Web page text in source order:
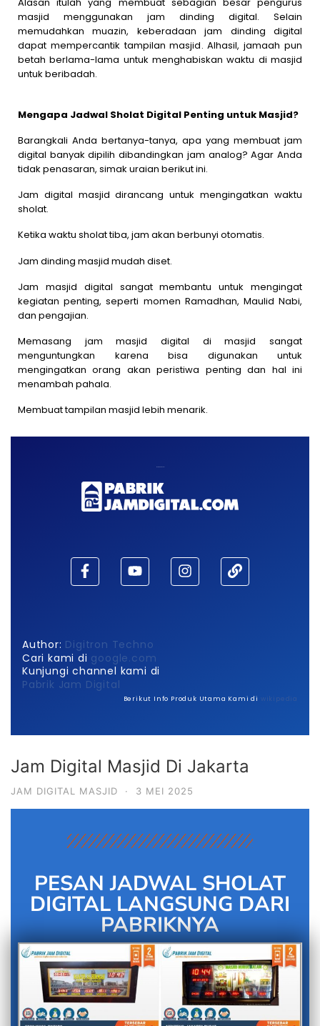
masjid menggunakan jam dinding digital. Selain
memudahkan muazin, keberadaan jam dinding digital
dapat mempercantik tampilan masjid. Alhasil, jamaah pun
betah berlama-lama untuk menghabiskan waktu di masjid
untuk beribadah.
Mengapa Jadwal Sholat Digital Penting untuk Masjid?
Barangkali Anda bertanya-tanya, apa yang membuat jam
digital banyak dipilih dibandingkan jam analog? Agar Anda
tidak penasaran, simak uraian berikut ini.
Jam digital masjid dirancang untuk mengingatkan waktu
sholat.
Ketika waktu sholat tiba, jam akan berbunyi otomatis.
Jam dinding masjid mudah diset.
Jam masjid digital sangat membantu untuk mengingat
kegiatan penting, seperti momen Ramadhan, Maulid Nabi,
dan pengajian.
Memasang jam masjid digital di masjid sangat
menguntungkan karena bisa digunakan untuk
mengingatkan orang akan peristiwa penting dan hal ini
menambah pahala.
Membuat tampilan masjid lebih menarik.
Author: Digitron Techno
Cari kami di google.com
Kunjungi channel kami di
Pabrik Jam Digital
Berikut Info Produk Utama Kami di wikipedia
Jam Digital Masjid Di Jakarta
JAM DIGITAL MASJID · 3 MEI 2025
PESAN JADWAL SHOLAT
DIGITAL LANGSUNG DARI
PABRIKNYA